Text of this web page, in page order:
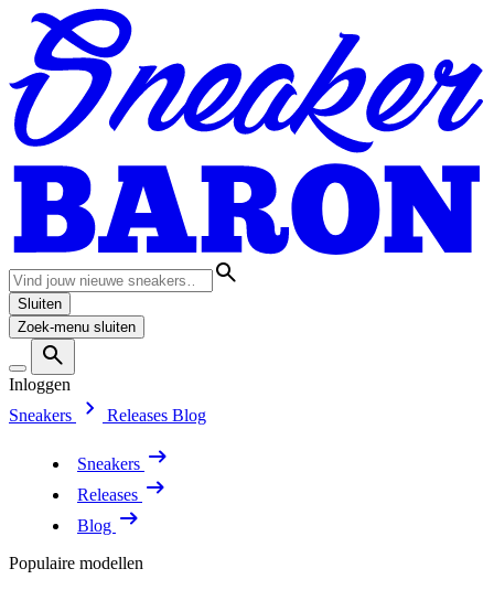
Sluiten
Zoek-menu sluiten
Inloggen
Sneakers
Releases Blog
Sneakers
Releases
Blog
Populaire modellen